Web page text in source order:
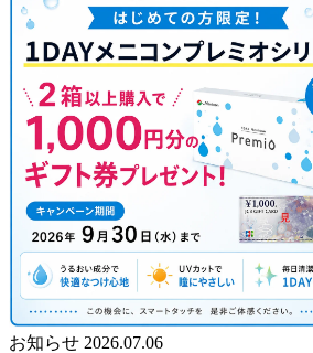
お知らせ 2026.07.06